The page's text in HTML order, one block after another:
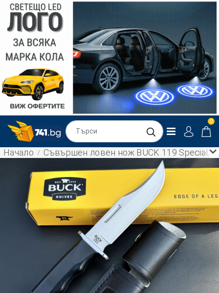
0
Начало Съвършен ловен нож BUCK 119 Special,